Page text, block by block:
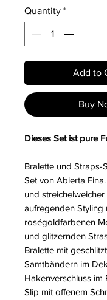
Quantity *
Add to
Buy
Dieses Set ist pure
Bralette und Straps-
Set von Abierta
und streichelweicher
aufregenden Styling
roségoldfarbenen
und glitzernden
Bralette mit
Samtbändern im
Hakenverschluss im
Slip mit offenem